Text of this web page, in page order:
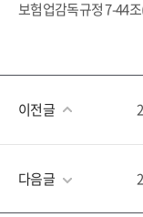
보험업감독규정 7-44
이전글
다음글